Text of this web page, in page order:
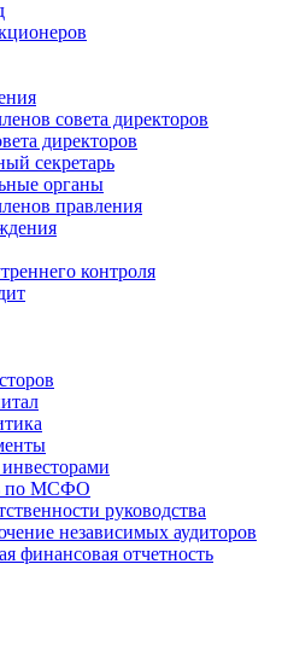
совета директоров
директоров
секретарь
органы
правления
контроля
по МСФО
руководства
независимых аудиторов
финансовая отчетность